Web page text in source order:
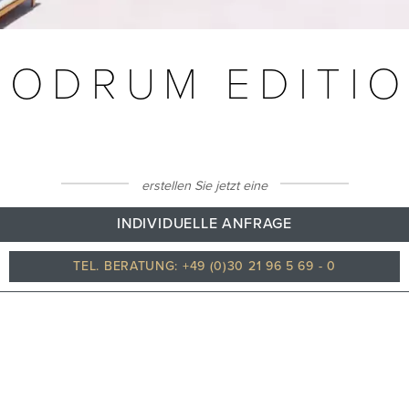
erstellen Sie jetzt eine
INDIVIDUELLE ANFRAGE
TEL. BERATUNG: +49 (0)30 21 96 5 69 - 0